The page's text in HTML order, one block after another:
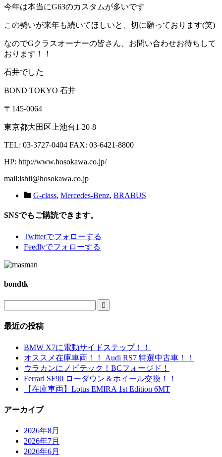
今年は本当にG63のカスタムが多いです
この勢いが来年も続いてほしいと、切に願っております(笑)
なのでGクラスオーナーの皆さん、お問い合わせお待ちして
おります！！
石井でした
BOND TOKYO 石井
〒145-0064
東京都大田区上池台1-20-8
TEL: 03-3727-0404 FAX: 03-6421-8800
HP: http://www.hosokawa.co.jp/
mail:ishii@hosokawa.co.jp
G-class, Mercedes-Benz, BRABUS
SNSでもご購読できます。
Twitterでフォローする
Feedlyでフォローする
bondtk

最近の投稿
BMW X7に電動サイドステップ！！
オススメ在庫車両！！ Audi RS7 特選中古車！！
ウラカンにノビテック！BCフォージド！
Ferrari SF90 ローダウン＆ホイール交換！！
【在庫車両】Lotus EMIRA 1st Edition 6MT
アーカイブ
2026年8月
2026年7月
2026年6月